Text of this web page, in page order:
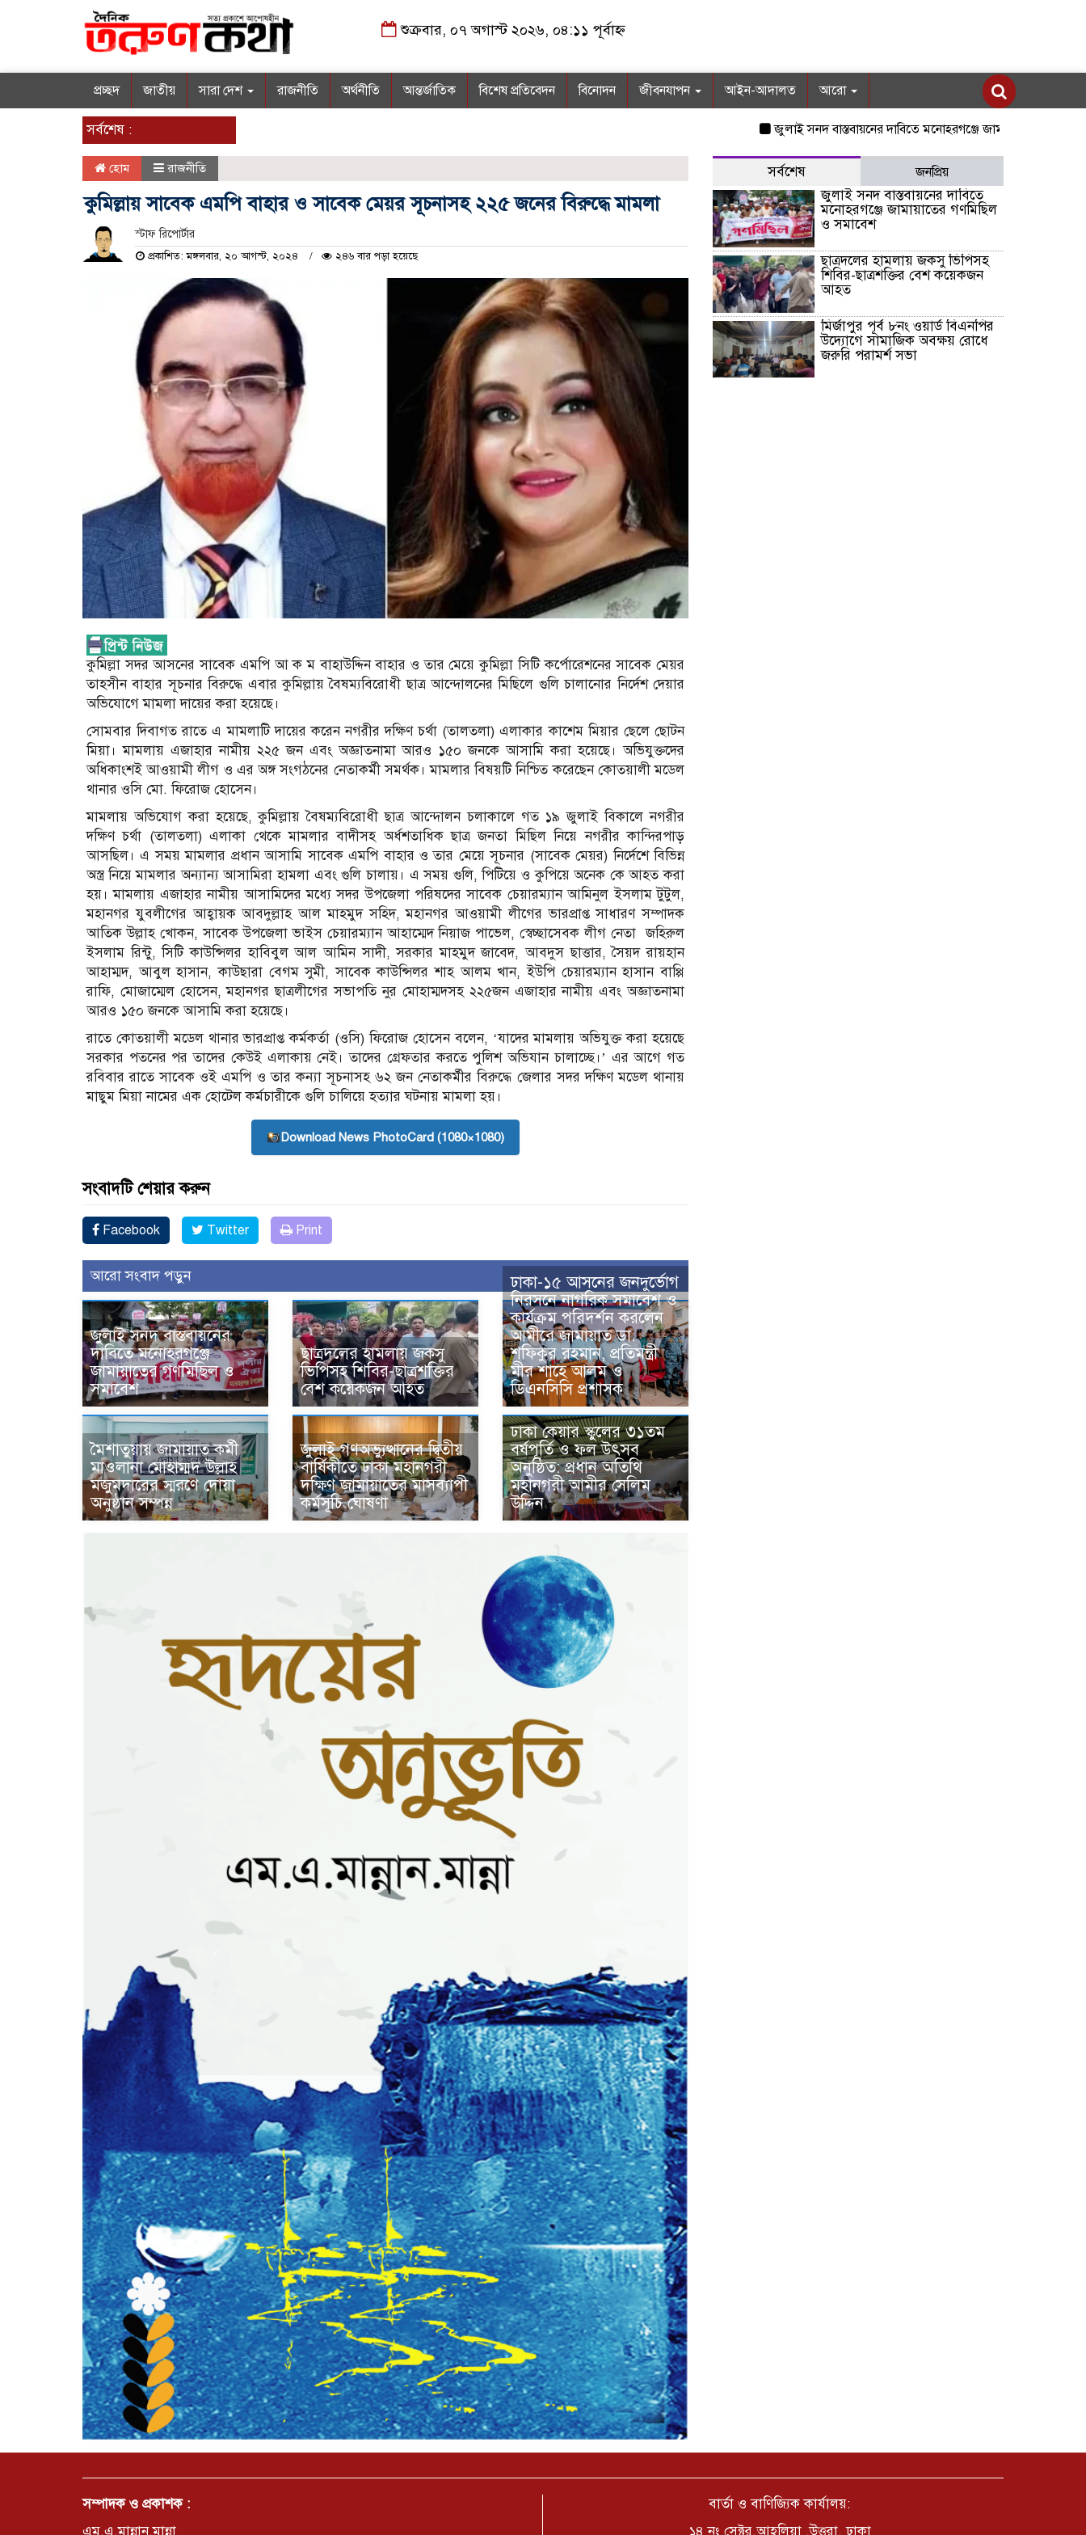
শুক্রবার, ০৭ অগাস্ট ২০২৬, ০৪:১১ পূর্বাহ্ন
প্রচ্ছদ জাতীয় সারা দেশ রাজনীতি অর্থনীতি আন্তর্জাতিক বিশেষ প্রতিবেদন বিনোদন জীবনযাপন আইন-আদালত আরো
সর্বশেষ : জুলাই সনদ বাস্তবায়নের দাবিতে মনোহরগঞ্জে জামায়াতের গণমিছিল ও
হোম রাজনীতি
কুমিল্লায় সাবেক এমপি বাহার ও সাবেক মেয়র সূচনাসহ ২২৫ জনের বিরুদ্ধে মামলা
স্টাফ রিপোর্টার
প্রকাশিত: মঙ্গলবার, ২০ আগস্ট, ২০২৪ ২৪৬ বার পড়া হয়েছে
কুমিল্লা সদর আসনের সাবেক এমপি আ ক ম বাহাউদ্দিন বাহার ও তার মেয়ে কুমিল্লা সিটি কর্পোরেশনের সাবেক মেয়র
তাহসীন বাহার সূচনার বিরুদ্ধে এবার কুমিল্লায় বৈষম্যবিরোধী ছাত্র আন্দোলনের মিছিলে গুলি চালানোর নির্দেশ দেয়ার
অভিযোগে মামলা দায়ের করা হয়েছে।
সোমবার দিবাগত রাতে এ মামলাটি দায়ের করেন নগরীর দক্ষিণ চর্থা (তালতলা) এলাকার কাশেম মিয়ার ছেলে ছোটন
মিয়া। মামলায় এজাহার নামীয় ২২৫ জন এবং অজ্ঞাতনামা আরও ১৫০ জনকে আসামি করা হয়েছে। অভিযুক্তদের
অধিকাংশই আওয়ামী লীগ ও এর অঙ্গ সংগঠনের নেতাকর্মী সমর্থক। মামলার বিষয়টি নিশ্চিত করেছেন কোতয়ালী মডেল
থানার ওসি মো. ফিরোজ হোসেন।
মামলায় অভিযোগ করা হয়েছে, কুমিল্লায় বৈষম্যবিরোধী ছাত্র আন্দোলন চলাকালে গত ১৯ জুলাই বিকালে নগরীর
দক্ষিণ চর্থা (তালতলা) এলাকা থেকে মামলার বাদীসহ অর্ধশতাধিক ছাত্র জনতা মিছিল নিয়ে নগরীর কান্দিরপাড়
আসছিল। এ সময় মামলার প্রধান আসামি সাবেক এমপি বাহার ও তার মেয়ে সূচনার (সাবেক মেয়র) নির্দেশে বিভিন্ন
অস্ত্র নিয়ে মামলার অন্যান্য আসামিরা হামলা এবং গুলি চালায়। এ সময় গুলি, পিটিয়ে ও কুপিয়ে অনেক কে আহত করা
হয়। মামলায় এজাহার নামীয় আসামিদের মধ্যে সদর উপজেলা পরিষদের সাবেক চেয়ারম্যান আমিনুল ইসলাম টুটুল,
মহানগর যুবলীগের আহ্বায়ক আবদুল্লাহ আল মাহমুদ সহিদ, মহানগর আওয়ামী লীগের ভারপ্রাপ্ত সাধারণ সম্পাদক
আতিক উল্লাহ খোকন, সাবেক উপজেলা ভাইস চেয়ারম্যান আহাম্মেদ নিয়াজ পাভেল, স্বেচ্ছাসেবক লীগ নেতা জহিরুল
ইসলাম রিন্টু, সিটি কাউন্সিলর হাবিবুল আল আমিন সাদী, সরকার মাহমুদ জাবেদ, আবদুস ছাত্তার, সৈয়দ রায়হান
আহাম্মদ, আবুল হাসান, কাউছারা বেগম সুমী, সাবেক কাউন্সিলর শাহ আলম খান, ইউপি চেয়ারম্যান হাসান বাপ্পি
রাফি, মোজাম্মেল হোসেন, মহানগর ছাত্রলীগের সভাপতি নুর মোহাম্মদসহ ২২৫জন এজাহার নামীয় এবং অজ্ঞাতনামা
আরও ১৫০ জনকে আসামি করা হয়েছে।
রাতে কোতয়ালী মডেল থানার ভারপ্রাপ্ত কর্মকর্তা (ওসি) ফিরোজ হোসেন বলেন, ‘যাদের মামলায় অভিযুক্ত করা হয়েছে
সরকার পতনের পর তাদের কেউই এলাকায় নেই। তাদের গ্রেফতার করতে পুলিশ অভিযান চালাচ্ছে।’ এর আগে গত
রবিবার রাতে সাবেক ওই এমপি ও তার কন্যা সূচনাসহ ৬২ জন নেতাকর্মীর বিরুদ্ধে জেলার সদর দক্ষিণ মডেল থানায়
মাছুম মিয়া নামের এক হোটেল কর্মচারীকে গুলি চালিয়ে হত্যার ঘটনায় মামলা হয়।
Download News PhotoCard (1080×1080)
সংবাদটি শেয়ার করুন
Facebook Twitter Print
আরো সংবাদ পড়ুন
জুলাই সনদ বাস্তবায়নের
দাবিতে মনোহরগঞ্জে
জামায়াতের গণমিছিল ও
সমাবেশ
ছাত্রদলের হামলায় জকসু
ভিপিসহ শিবির-ছাত্রশক্তির
বেশ কয়েকজন আহত
ঢাকা-১৫ আসনের জনদুর্ভোগ
নিরসনে নাগরিক সমাবেশ ও
কার্যক্রম পরিদর্শন করলেন
আমীরে জামায়াত ডা.
শফিকুর রহমান, প্রতিমন্ত্রী
মীর শাহে আলম ও
ডিএনসিসি প্রশাসক
মৈশাতুয়ায় জামায়াত কর্মী
মাওলানা মোহাম্মদ উল্লাহ
মজুমদারের স্মরণে দোয়া
অনুষ্ঠান সম্পন্ন
জুলাই গণঅভ্যুত্থানের দ্বিতীয়
বার্ষিকীতে ঢাকা মহানগরী
দক্ষিণ জামায়াতের মাসব্যাপী
কর্মসূচি ঘোষণা
ঢাকা কেয়ার স্কুলের ৩১তম
বর্ষপূর্তি ও ফল উৎসব
অনুষ্ঠিত: প্রধান অতিথি
মহানগরী আমীর সেলিম
উদ্দিন
সর্বশেষ জনপ্রিয়
জুলাই সনদ বাস্তবায়নের দাবিতে
মনোহরগঞ্জে জামায়াতের গণমিছিল
ও সমাবেশ
ছাত্রদলের হামলায় জকসু ভিপিসহ
শিবির-ছাত্রশক্তির বেশ কয়েকজন
আহত
মির্জাপুর পূর্ব ৮নং ওয়ার্ড বিএনপির
উদ্যোগে সামাজিক অবক্ষয় রোধে
জরুরি পরামর্শ সভা
সম্পাদক ও প্রকাশক :
এম.এ.মান্নান.মান্না
বার্তা ও বাণিজ্যিক কার্যালয়:
১৪ নং সেক্টর,আহলিয়া ,উত্তরা, ঢাকা